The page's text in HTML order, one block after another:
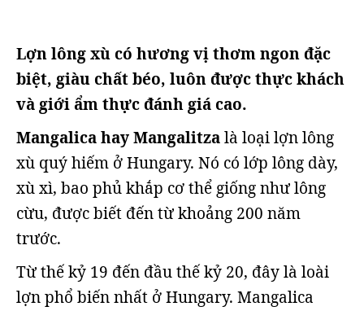
Lợn lông xù có hương vị thơm ngon đặc
biệt, giàu chất béo, luôn được thực khách
và giới ẩm thực đánh giá cao.
Mangalica hay Mangalitzalà loại lợn lông
xù quý hiếm ở Hungary. Nó có lớp lông dày,
xù xì, bao phủ khắp cơ thể giống như lông
cừu, được biết đến từ khoảng 200 năm
trước.
Từ thế kỷ 19 đến đầu thế kỷ 20, đây là loài
lợn phổ biến nhất ở Hungary. Mangalica